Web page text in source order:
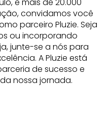
convidamos você
parceiro Pluzie. Seja
ou incorporando
junte-se a nós para
A Pluzie está
de sucesso e
nossa jornada.